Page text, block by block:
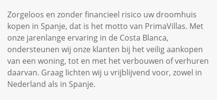
Zorgeloos en zonder financieel risico uw droomhuis
kopen in Spanje, dat is het motto van PrimaVillas. Met
onze jarenlange ervaring in de Costa Blanca,
ondersteunen wij onze klanten bij het veilig aankopen
van een woning, tot en met het verbouwen of verhuren
daarvan. Graag lichten wij u vrijblijvend voor, zowel in
Nederland als in Spanje.